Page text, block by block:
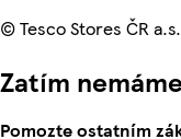
© Tesco Stores ČR a.s.
Zatím
Pomozte ostatním